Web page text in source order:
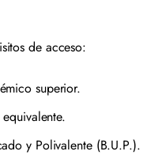
de acceso:
superior.
y Polivalente (B.U.P.).